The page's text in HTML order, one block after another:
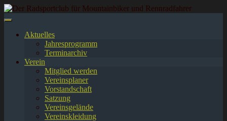
Springe
zum
Aktuelles
Jahresprogramm
Terminarchiv
Verein
Mitglied werden
Vereinsplaner
Vorstandschaft
Satzung
Vereinsgelände
Vereinskleidung